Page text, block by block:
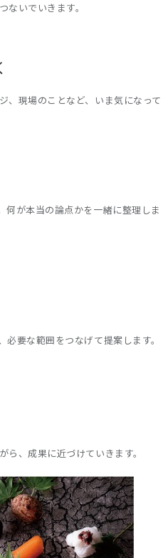
ないでいきます。
、現場のことなど、いま気になって
何が本当の論点かを一緒に整理しま
要な範囲をつなげて提案します。
、成果に近づけていきます。